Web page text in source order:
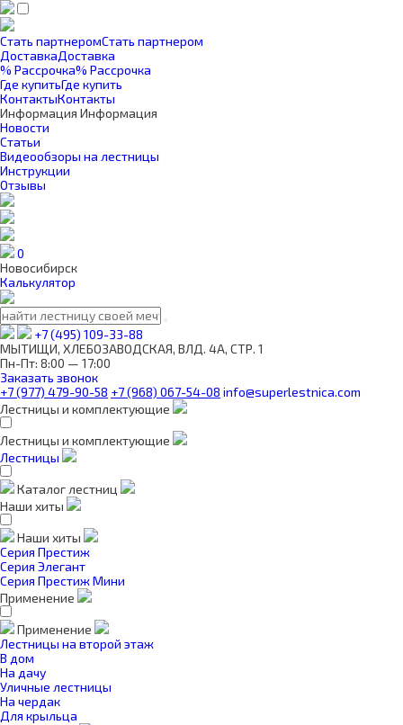
Стать партнеромСтать партнером
ДоставкаДоставка
% Рассрочка% Рассрочка
Где купитьГде купить
КонтактыКонтакты
Информация Информация
Новости
Статьи
Видеообзоры на лестницы
Инструкции
Отзывы
0
Новосибирск
Калькулятор
+7 (495) 109-33-88
МЫТИЩИ, ХЛЕБОЗАВОДСКАЯ, ВЛД. 4А, СТР. 1
Пн-Пт: 8:00 — 17:00
Заказать звонок
+7 (977) 479-90-58 +7 (968) 067-54-08 info@superlestnica.com
Лестницы и комплектующие
Лестницы и комплектующие
Лестницы
Каталог лестниц
Наши хиты
Наши хиты
Серия Престиж
Серия Элегант
Серия Престиж Мини
Применение
Применение
Лестницы на второй этаж
В дом
На дачу
Уличные лестницы
На чердак
Для крыльца